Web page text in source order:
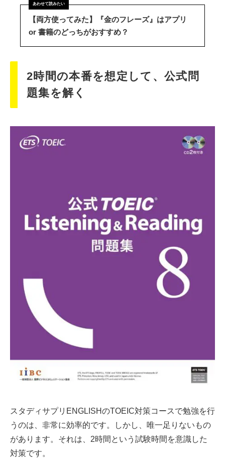
【両方使ってみた】『金のフレーズ』はアプリ
or 書籍のどっちがおすすめ？
2時間の本番を想定して、公式問
題集を解く
スタディサプリENGLISHのTOEIC対策コースで勉強を行
うのは、非常に効率的です。しかし、唯一足りないもの
があります。それは、2時間という試験時間を意識した
対策です。